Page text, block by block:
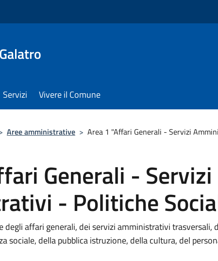
Servizi Vivere il Comune
Aree amministrative > Area 1 "Affari Generali - Servizi
Generali - Servizi
- Politiche
degli affari generali, dei servizi amministrativi trasversali,
sociale, della pubblica istruzione, della cultura, del